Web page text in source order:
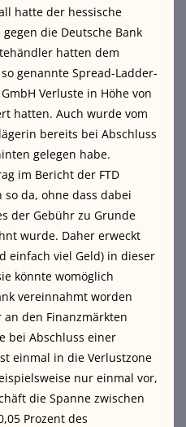
hatte der hessische
die Deutsche Bank
hatten dem
genannte Spread-Ladder-
Verluste in Höhe von
hatten. Auch wurde vom
bereits bei Abschluss
gelegen habe.
im Bericht der FTD
da, ohne dass dabei
der Gebühr zu Grunde
wurde. Daher erweckt
einfach viel Geld) in dieser
könnte womöglich
vereinnahmt worden
den Finanzmärkten
bei Abschluss einer
einmal in die Verlustzone
nur einmal vor,
die Spanne zwischen
Prozent des